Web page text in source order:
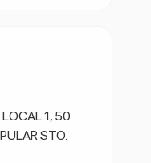
LOCAL 1, 50
STO.